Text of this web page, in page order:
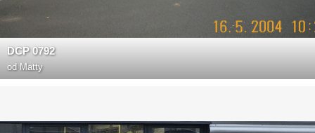
DCP 0792
od Matty